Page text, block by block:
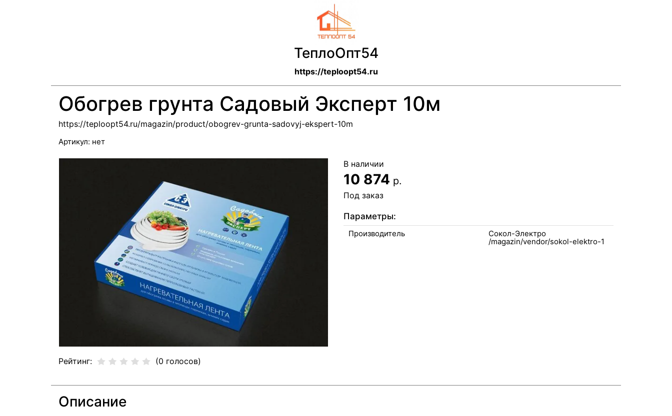
ТеплоОпт54
https://teploopt54.ru
Обогрев грунта Садовый Эксперт 10м
https://teploopt54.ru/magazin/product/obogrev-grunta-sadovyj-ekspert-10m
Артикул: нет
Рейтинг: (0 голосов)
В наличии
10 874 р.
Под заказ
Параметры:
Производитель Сокол-Электро
Описание